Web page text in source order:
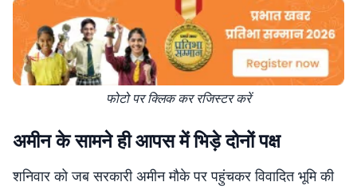
फोटो पर क्लिक कर रजिस्टर करें
अमीन के सामने ही आपस में भिड़े दोनों पक्ष
शनिवार को जब सरकारी अमीन मौके पर पहुंचकर विवादित भूमि की